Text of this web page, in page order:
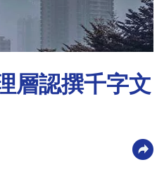
層認撰千字文